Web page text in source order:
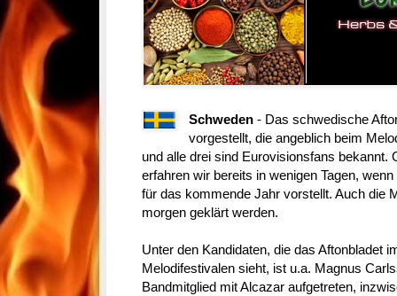
Schweden- Das schwedische
vorgestellt, die angeblich beim
und alle drei sind Eurovisionsfans bekannt.
erfahren wir bereits in wenigen Tagen,
für das kommende Jahr vorstellt. Auch die
morgen geklärt werden.
Unter den Kandidaten, die das Aftonbladet
Melodifestivalen sieht, ist u.a. Magnus
Bandmitglied mit Alcazar aufgetreten,